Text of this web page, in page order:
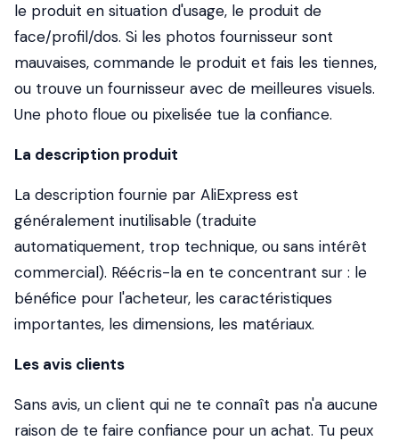
le produit en situation d'usage, le produit de
face/profil/dos. Si les photos fournisseur sont
mauvaises, commande le produit et fais les tiennes,
ou trouve un fournisseur avec de meilleures visuels.
Une photo floue ou pixelisée tue la confiance.
La description produit
La description fournie par AliExpress est
généralement inutilisable (traduite
automatiquement, trop technique, ou sans intérêt
commercial). Réécris-la en te concentrant sur : le
bénéfice pour l'acheteur, les caractéristiques
importantes, les dimensions, les matériaux.
Les avis clients
Sans avis, un client qui ne te connaît pas n'a aucune
raison de te faire confiance pour un achat. Tu peux